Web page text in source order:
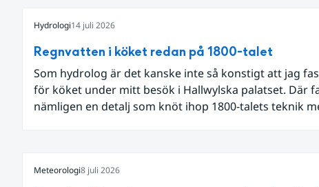
Hydrologi14 juli 2026
Regnvatten i köket redan på 1800-talet
Som hydrolog är det kanske inte så konstigt att jag
för köket under mitt besök i Hallwylska palatset. Där
nämligen en detalj som knöt ihop 1800-talets teknik
Meteorologi8 juli 2026